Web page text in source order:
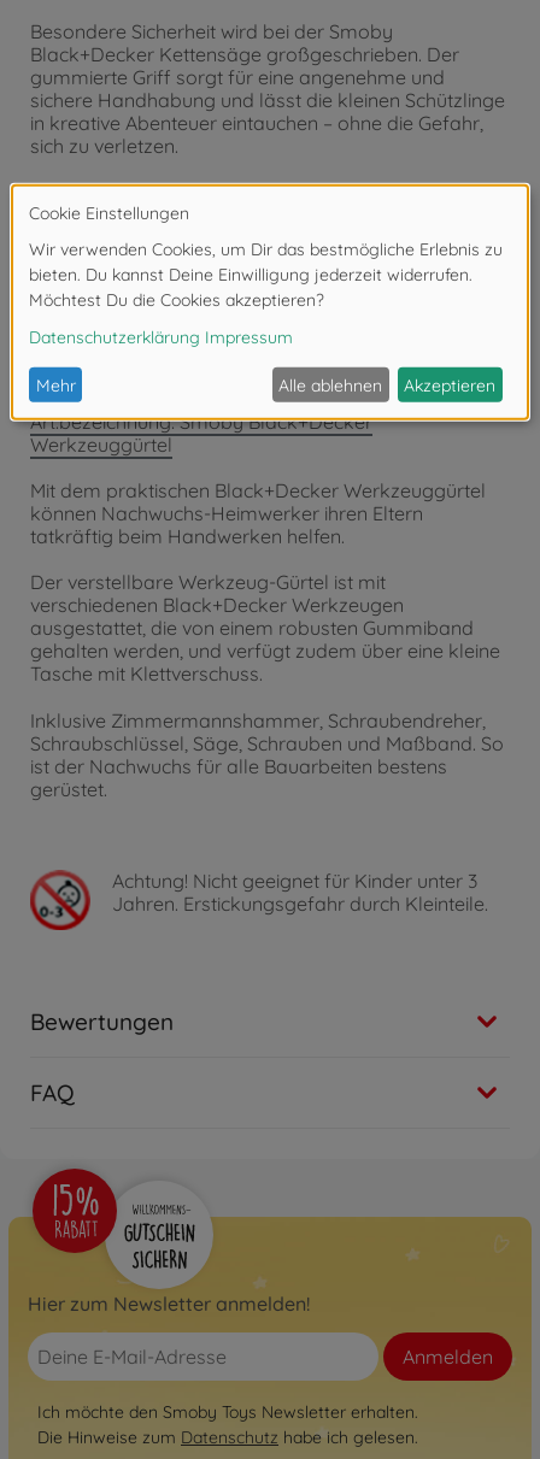
Besondere Sicherheit wird bei der Smoby
Black+Decker Kettensäge großgeschrieben. Der
gummierte Griff sorgt für eine angenehme und
sichere Handhabung und lässt die kleinen Schützlinge
in kreative Abenteuer eintauchen – ohne die Gefahr,
sich zu verletzen.
Hergestellt aus hochwertigen Materialien und in
kindgerechter Gestaltung, bietet die Smoby
Black+Decker Kettensäge abwechslungsreichen
Spielspaß, der Kreativität und Geschicklichkeit fördert.
Art.Nr.: 7600360917
Art.bezeichnung: Smoby Black+Decker
Werkzeuggürtel
Mit dem praktischen Black+Decker Werkzeuggürtel
können Nachwuchs-Heimwerker ihren Eltern
tatkräftig beim Handwerken helfen.
Der verstellbare Werkzeug-Gürtel ist mit
verschiedenen Black+Decker Werkzeugen
ausgestattet, die von einem robusten Gummiband
gehalten werden, und verfügt zudem über eine kleine
Tasche mit Klettverschuss.
Inklusive Zimmermannshammer, Schraubendreher,
Schraubschlüssel, Säge, Schrauben und Maßband. So
ist der Nachwuchs für alle Bauarbeiten bestens
gerüstet.
Achtung! Nicht geeignet für Kinder unter 3
Jahren. Erstickungsgefahr durch Kleinteile.
Bewertungen
FAQ
Hier zum Newsletter anmelden!
Anmelden
Ich möchte den Smoby Toys Newsletter erhalten.
Die Hinweise zum Datenschutz habe ich gelesen.